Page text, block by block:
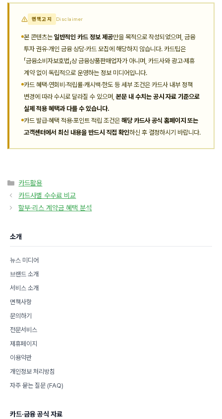
면책고지 Disclaimer
본 콘텐츠는 일반적인 카드 정보 제공만을 목적으로 작성되었으며, 금융
투자 권유·개인 금융 상담·카드 모집에 해당하지 않습니다. 카드팁은
「금융소비자보호법」상 금융상품판매업자가 아니며, 카드사와 광고·제휴
계약 없이 독립적으로 운영하는 정보 미디어입니다.
카드 혜택·연회비·적립률·캐시백·한도 등 세부 조건은 카드사 내부 정책
변경에 따라 수시로 달라질 수 있으며,본문 내 수치는 공시 자료 기준으로
실제 적용 혜택과 다를 수 있습니다.
카드 발급·혜택 적용·포인트 적립 조건은 해당 카드사 공식 홈페이지 또는
고객센터에서 최신 내용을 반드시 직접 확인하신 후 결정하시기 바랍니다.
카
테
리
카드활용
카드사별 수수료 비교
할부·리스 계약금 혜택 분석
소개
뉴스 미디어
브랜드 소개
서비스 소개
면책사항
문의하기
전문서비스
제휴페이지
이용약관
개인정보 처리방침
자주 묻는 질문 (FAQ)
카드·금융 공식 자료